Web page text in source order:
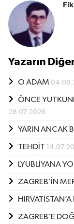
Yazarın
O ADAM
ÖNCE
28.07.2026
YARIN ANCAK
TEHDİT
LYUBLİYANA
ZAGREB’İN
ZAGREB’E